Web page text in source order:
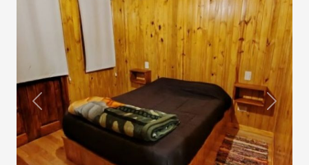
Previous Next